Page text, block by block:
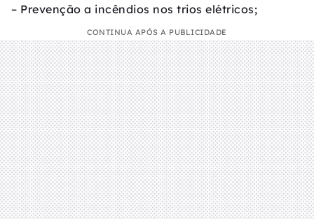
– Prevenção a incêndios nos trios elétricos;
CONTINUA APÓS A PUBLICIDADE